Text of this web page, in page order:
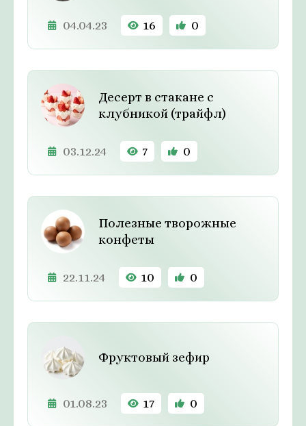
04.04.23 16 0
Десерт в стакане с
клубникой (трайфл)
03.12.24 7 0
Полезные творожные
конфеты
22.11.24 10 0
Фруктовый зефир
01.08.23 17 0